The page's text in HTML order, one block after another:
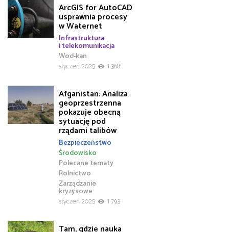
ArcGIS for AutoCAD
usprawnia procesy
w Waternet
Infrastruktura
i telekomunikacja
Wod-kan
styczeń 2025
1 368
Afganistan: Analiza
geoprzestrzenna
pokazuje obecną
sytuację pod
rządami talibów
Bezpieczeństwo
Polecane tematy
Rolnictwo
Środowisko
Zarządzanie
kryzysowe
styczeń 2025
1 793
Tam, gdzie nauka